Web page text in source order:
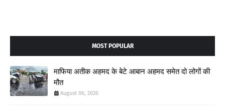
MOST POPULAR
माफिया अतीक अहमद के बेटे आबान अहमद समेत दो लोगों की
मौत
August 06, 2026